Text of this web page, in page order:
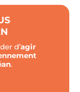
d’agir
.